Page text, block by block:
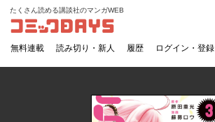
コミックDAYS
たくさん読める講談社のマンガWEB
無料連載 読み切り・新人 履歴 ログイン・登録